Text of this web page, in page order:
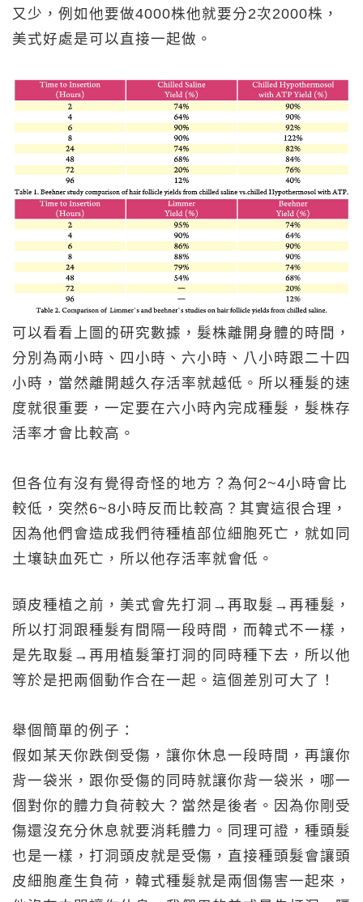
又少，例如他要做4000株他就要分2次2000株，
美式好處是可以直接一起做。
可以看看上圖的研究數據，髮株離開身體的時間，
分別為兩小時、四小時、六小時、八小時跟二十四
小時，當然離開越久存活率就越低。所以種髮的速
度就很重要，一定要在六小時內完成種髮，髮株存
活率才會比較高。
但各位有沒有覺得奇怪的地方？為何2~4小時會比
較低，突然6~8小時反而比較高？其實這很合理，
因為他們會造成我們待種植部位細胞死亡，就如同
土壤缺血死亡，所以他存活率就會低。
頭皮種植之前，美式會先打洞→再取髮→再種髮，
所以打洞跟種髮有間隔一段時間，而韓式不一樣，
是先取髮→再用植髮筆打洞的同時種下去，所以他
等於是把兩個動作合在一起。這個差別可大了！
舉個簡單的例子：
假如某天你跌倒受傷，讓你休息一段時間，再讓你
背一袋米，跟你受傷的同時就讓你背一袋米，哪一
個對你的體力負荷較大？當然是後者。因為你剛受
傷還沒充分休息就要消耗體力。同理可證，種頭髮
也是一樣，打洞頭皮就是受傷，直接種頭髮會讓頭
皮細胞產生負荷，韓式種髮就是兩個傷害一起來，